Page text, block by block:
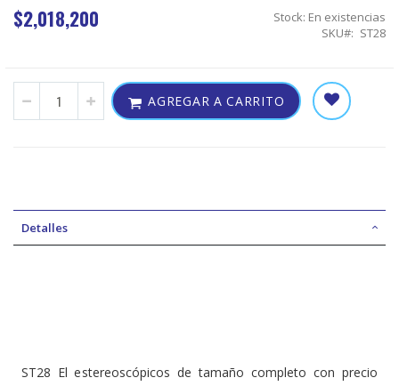
$2,018,200 Stock: En existencias
SKU
ST28
AGREGAR A CARRITO
Detalles
ST28 El estereoscópicos de tamaño completo con precio